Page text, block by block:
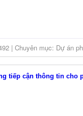
| Chuyên mục: Dự án
tiếp cận thông tin cho